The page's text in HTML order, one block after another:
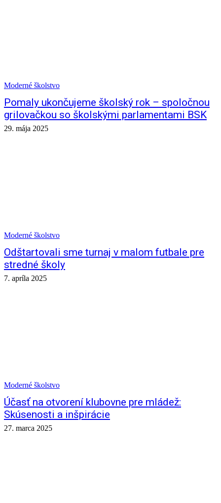
Moderné školstvo
Pomaly ukončujeme školský rok – spoločnou
grilovačkou so školskými parlamentami BSK
29. mája 2025
Moderné školstvo
Odštartovali sme turnaj v malom futbale pre
stredné školy
7. apríla 2025
Moderné školstvo
Účasť na otvorení klubovne pre mládež:
Skúsenosti a inšpirácie
27. marca 2025